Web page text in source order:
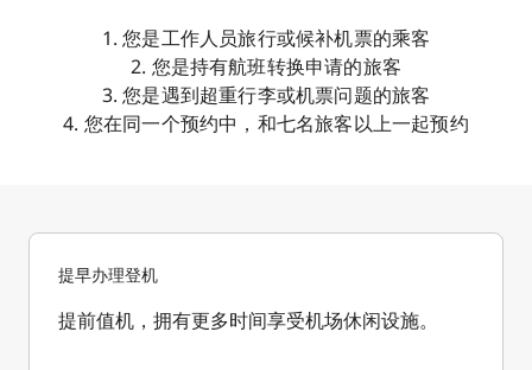
1. 您是工作人员旅行或候补机票的乘客
2. 您是持有航班转换申请的旅客
3. 您是遇到超重行李或机票问题的旅客
4. 您在同一个预约中，和七名旅客以上一起预约
提早办理登机
提前值机，拥有更多时间享受机场休闲设施。